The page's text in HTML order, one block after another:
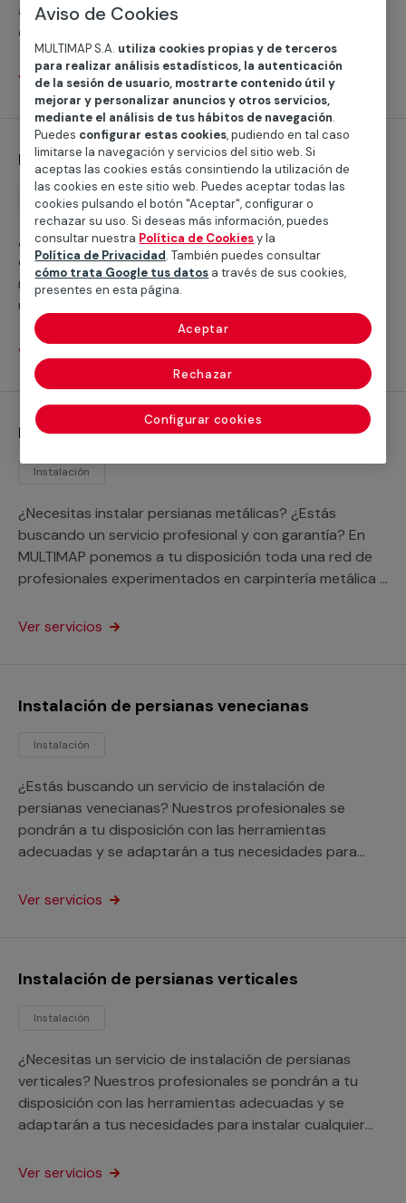
adaptarán a tus necesidades para instalar estas o
cualquier otro tipo de persianas. Este servicio está
orientado a particulares y profesionales.
Ver servicios
Instalación de persianas enrollables
Instalación
¿Estás interesado en la instalación de persianas
enrollables en alguna de las estancias de tu casa o
negocio? Con nuestros servicios podrás disfrutar de
una gran variedad de materiales y de los últimos
modelos en persianas venecianas para tu hogar.
Ver servicios
Instalación de persianas metálicas
Instalación
¿Necesitas instalar persianas metálicas? ¿Estás
buscando un servicio profesional y con garantía? En
MULTIMAP ponemos a tu disposición toda una red de
profesionales experimentados en carpintería metálica a
Ver servicios
Instalación de persianas venecianas
Instalación
¿Estás buscando un servicio de instalación de
persianas venecianas? Nuestros profesionales se
pondrán a tu disposición con las herramientas
adecuadas y se adaptarán a tus necesidades para
servicio está orientado tanto a particulares como a
Ver servicios
Instalación de persianas verticales
Instalación
¿Necesitas un servicio de instalación de persianas
verticales? Nuestros profesionales se pondrán a tu
disposición con las herramientas adecuadas y se
adaptarán a tus necesidades para instalar cualquier
particulares y profesionales.
Ver servicios
Aviso de Cookies
MULTIMAP S.A. utiliza cookies propias y de terceros
para realizar análisis estadísticos, la autenticación
de la sesión de usuario, mostrarte contenido útil y
mejorar y personalizar anuncios y otros servicios,
mediante el análisis de tus hábitos de navegación.
Puedes configurar estas cookies, pudiendo en tal caso
limitarse la navegación y servicios del sitio web. Si
aceptas las cookies estás consintiendo la utilización de
las cookies en este sitio web. Puedes aceptar todas las
cookies pulsando el botón "Aceptar", configurar o
rechazar su uso. Si deseas más información, puedes
consultar nuestra Política de Cookiesy la
Política de Privacidad. También puedes consultar
cómo trata Google tus datos a través de sus cookies,
presentes en esta página.
Configurar cookies
Rechazar
Aceptar